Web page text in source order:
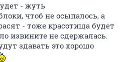
- жуть
чтоб не осыпалось, а
- тоже красотища будет
извините не сдержалась.
здавать это хорошо